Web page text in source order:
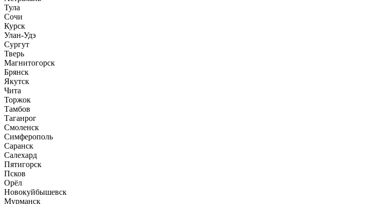
Тула
Сочи
Курск
Улан-Удэ
Сургут
Тверь
Магнитогорск
Брянск
Якутск
Чита
Торжок
Тамбов
Таганрог
Смоленск
Симферополь
Саранск
Салехард
Пятигорск
Псков
Орёл
Новокуйбышевск
Мурманск